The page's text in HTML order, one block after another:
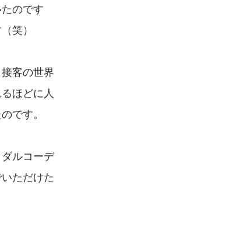
のです
笑）
客の世界
ほどに人
です。
ルコーデ
ただけた